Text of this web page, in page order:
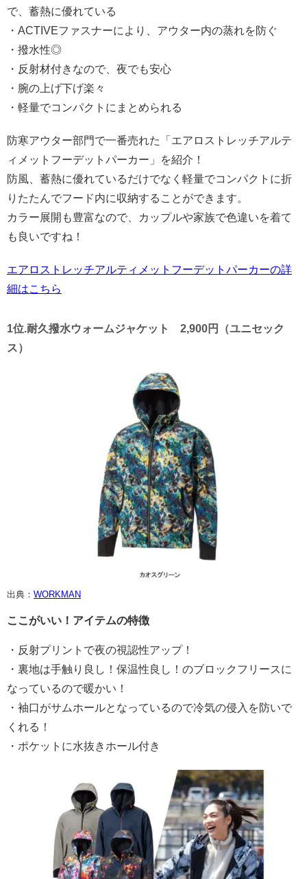
で、蓄熱に優れている
・ACTIVEファスナーにより、アウター内の蒸れを防ぐ
・撥水性◎
・反射材付きなので、夜でも安心
・腕の上げ下げ楽々
・軽量でコンパクトにまとめられる
防寒アウター部門で一番売れた「エアロストレッチアルテ
ィメットフーデットパーカー」を紹介！
防風、蓄熱に優れているだけでなく軽量でコンパクトに折
りたたんでフード内に収納することができます。
カラー展開も豊富なので、カップルや家族で色違いを着て
も良いですね！
エアロストレッチアルティメットフーデットパーカーの詳
細はこちら
1位.耐久撥水ウォームジャケット 2,900円（ユニセック
ス）
出典： WORKMAN
ここがいい！アイテムの特徴
・反射プリントで夜の視認性アップ！
・裏地は手触り良し！保温性良し！のブロックフリースに
なっているので暖かい！
・袖口がサムホールとなっているので冷気の侵入を防いで
くれる！
・ポケットに水抜きホール付き